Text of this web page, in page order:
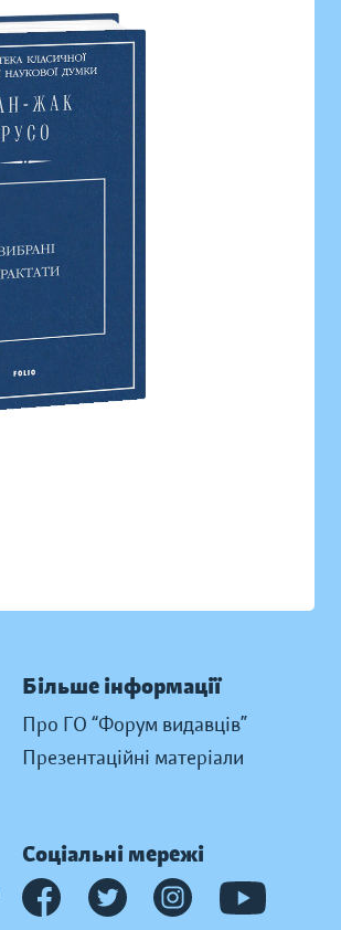
Більше інформації
Про ГО “Форум видавців”
Презентаційні матеріали
Соціальні мережі